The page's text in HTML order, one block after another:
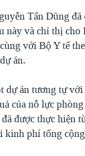
Tấn Dũng đã
này và chỉ thị cho
với Bộ Y tế
án.
dự án tương tự
của nỗ lực
được thực hiện
kinh phí tổng